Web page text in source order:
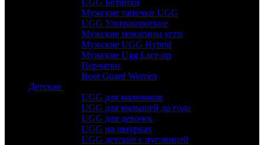
Мужские тапочки UGG
UGG Ультракороткие
Мужские мокасины угги
Мужские UGG Hybrid
Мужские Ugg Lace-up
Перчатки
Boot Guard Women
Детские
UGG для мальчиков
UGG для малышей до года
UGG для девочек
UGG на шнурках
UGG детские с пуговицей